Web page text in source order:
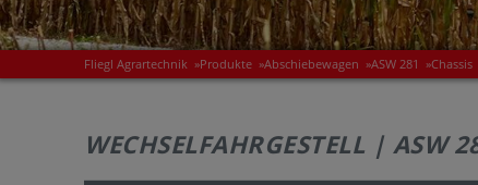
Fliegl Agrartechnik »Produkte »Abschiebewagen »ASW 281 »Chassis
WECHSELFAHRGESTELL | ASW